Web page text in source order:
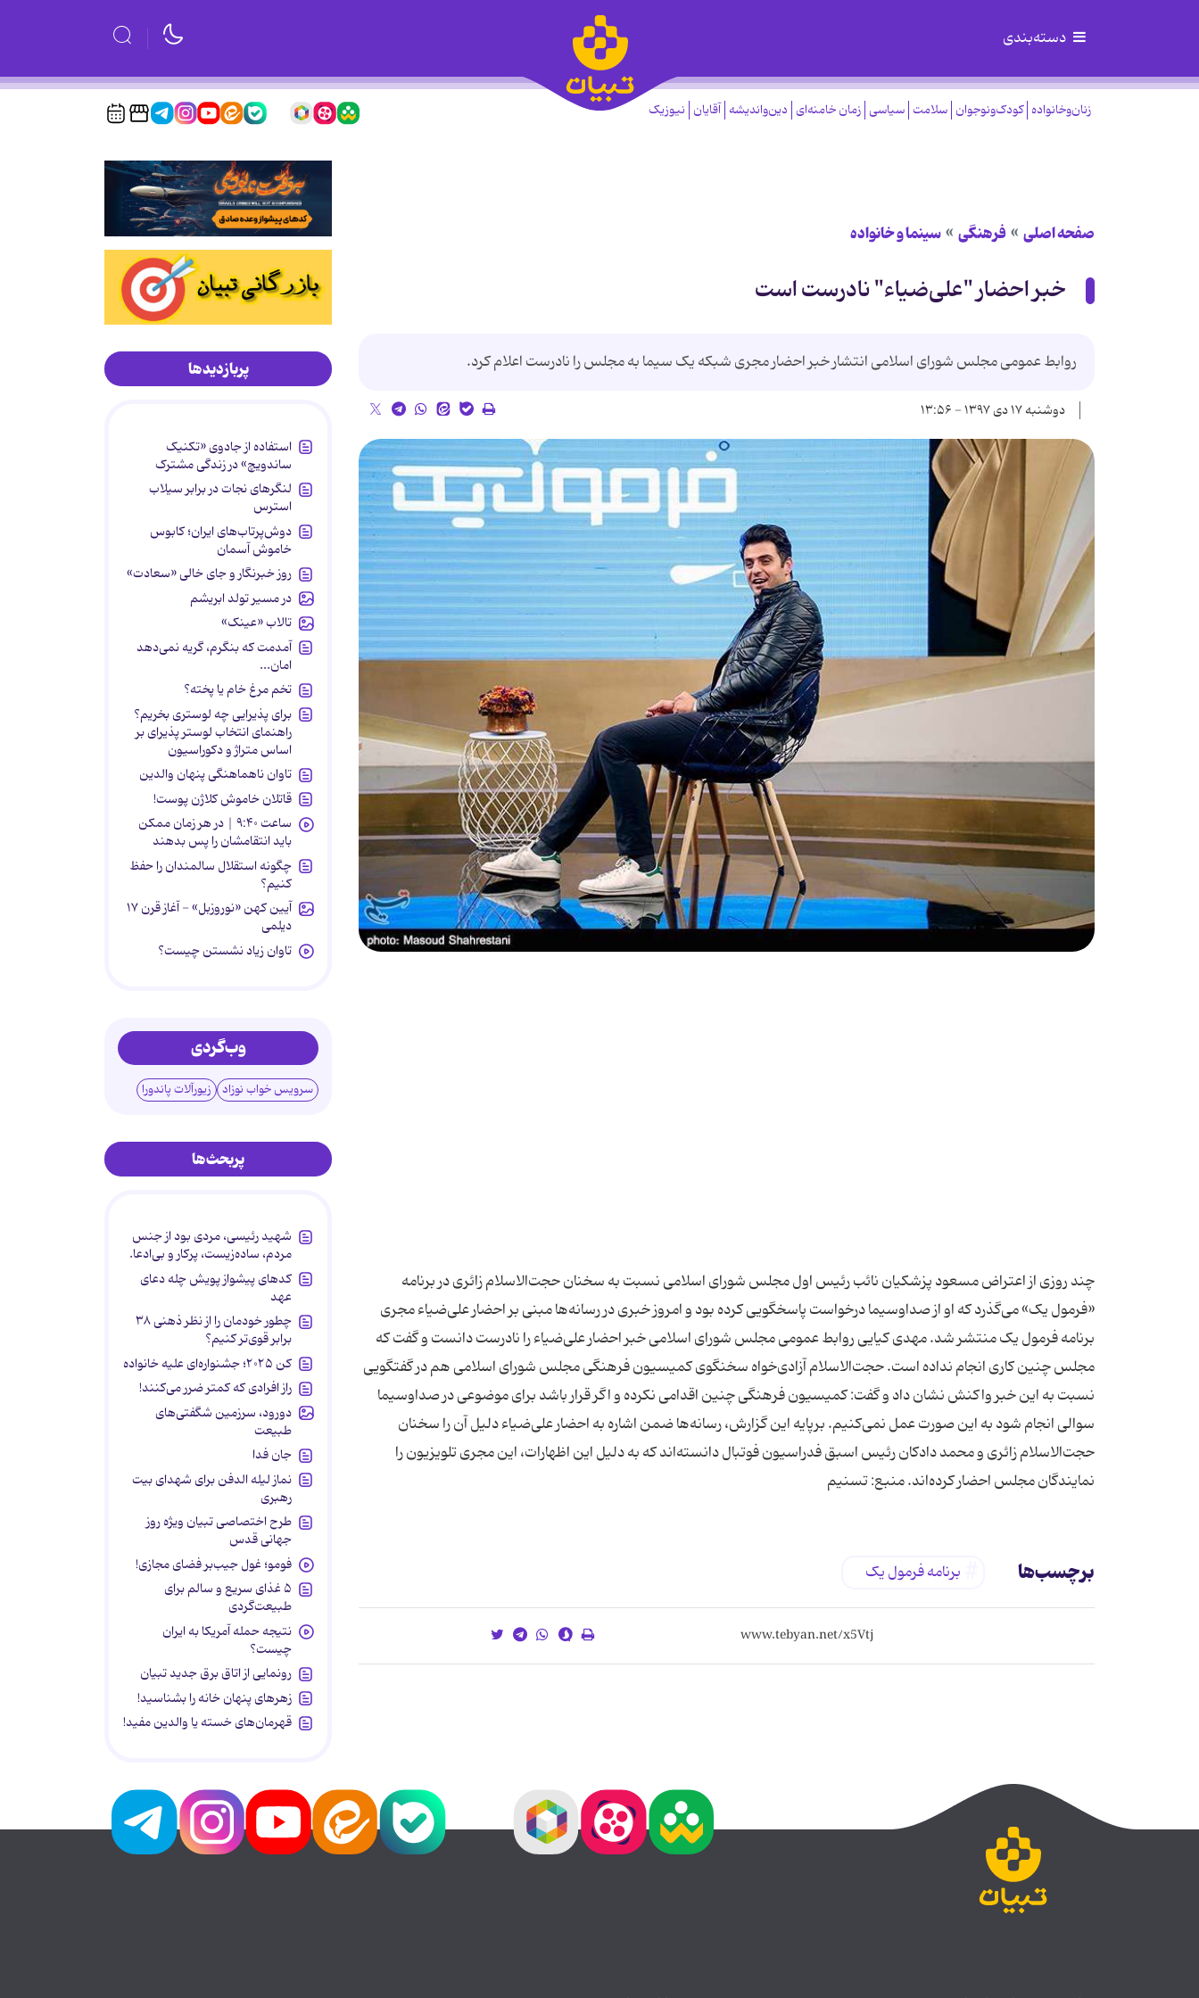
دسته‌بندی
زنان‌وخانواده کودک‌ونوجوان سلامت سیاسی زمان خامنه‌ای دین‌واندیشه آقایان نیوزیک
صفحه اصلی فرهنگی سینما و خانواده
خبر احضار "علی‌‌ضیاء" نادرست است
روابط عمومی مجلس شورای اسلامی انتشار خبر احضار مجری شبکه یک سیما به مجلس را نادرست اعلام کرد.
دوشنبه ۱۷ دی ۱۳۹۷ - ۱۳:۵۶
چند روزی از اعتراض مسعود پزشکیان نائب رئیس اول مجلس شورای اسلامی نسبت به سخنان حجت‌الاسلام زائری در برنامه
«فرمول یک» می‌گذرد که او از صداوسیما درخواست پاسخگویی کرده بود و امروز خبری در رسانه‌ها مبنی بر احضار علی‌ضیاء مجری
برنامه فرمول یک منتشر شد. مهدی کیایی روابط عمومی مجلس شورای اسلامی خبر احضار علی‌ضیاء را نادرست دانست و گفت که
مجلس چنین کاری انجام نداده است. حجت‌الاسلام آزادی‌خواه سخنگوی کمیسیون فرهنگی مجلس شورای اسلامی هم در گفتگویی
نسبت به این خبر واکنش نشان داد و گفت: کمیسیون فرهنگی چنین اقدامی نکرده و اگر قرار باشد برای موضوعی در صداوسیما
سوالی انجام شود به این صورت عمل نمی‌کنیم. برپایه این گزارش، رسانه‌ها ضمن اشاره به احضار علی‌ضیاء دلیل آن را سخنان
حجت‌الاسلام زائری و محمد دادکان رئیس اسبق فدراسیون فوتبال دانسته‌اند که به دلیل این اظهارات، این مجری تلویزیون را
نمایندگان مجلس احضار کرده‌اند. منبع: تسنیم
برچسب‌ها برنامه فرمول یک
پربازدیدها
استفاده از جادوی «تکنیک
ساندویچ» در زندگی مشترک
لنگرهای نجات در برابر سیلاب
استرس
دوش‌پرتاب‌های ایران؛ کابوس
خاموش آسمان
روز خبرنگار و جای خالی «سعادت»
در مسیر تولد ابریشم
تالاب «عینک»
آمدمت که بنگرم، گریه نمی‌دهد
امان...
تخم مرغ خام یا پخته؟
برای پذیرایی چه لوستری بخریم؟
راهنمای انتخاب لوستر پذیرای بر
اساس متراژ و دکوراسیون
تاوان ناهماهنگی پنهان والدین
قاتلان خاموش کلاژن پوست!
ساعت ۹:۴۰ | در هر زمان ممکن
باید انتقامشان را پس بدهند
چگونه استقلال سالمندان را حفظ
کنیم؟
آیین کهن «نوروزبل» - آغاز قرن ۱۷
دیلمی
تاوان زیاد نشستن چیست؟
وب‌گردی
سرویس خواب نوزاد زیورآلات پاندورا
پربحث‌ها
شهید رئیسی، مردی بود از جنس
مردم، ساده‌زیست، پرکار و بی‌ادعا.
کدهای پیشواز پویش چله دعای
عهد
چطور خودمان را از نظر ذهنی ۳۸
برابر قوی‌تر کنیم؟
کن ۲۰۲۵؛ جشنواره‌ای علیه خانواده
راز افرادی که کمتر ضرر می‌کنند!
دورود، سرزمین شگفتی‌های
طبیعت
جان فدا
نماز لیله الدفن برای شهدای بیت
رهبری
طرح اختصاصی تبیان ویژه روز
جهانی قدس
فومو؛ غول جیب‌بر فضای مجازی!
۵ غذای سریع و سالم برای
طبیعت‌گردی
نتیجه حمله آمریکا به ایران
چیست؟
رونمایی از اتاق برق جدید تبیان
زهرهای پنهان خانه را بشناسید!
قهرمان‌های خسته یا والدین مفید!